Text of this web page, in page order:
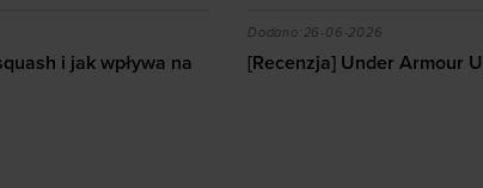
Armour UA Explor Trail
Armour UA Explor Trail
Czym się różnią korki
Dodano:23-06-2026
Czym się różnią korki